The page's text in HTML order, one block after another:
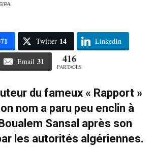
Twitter 14 LinkedIn
Email 31 416
PARTAGES
du fameux « Rapport »
nom a paru peu enclin à
Sansal après son
les autorités algériennes.